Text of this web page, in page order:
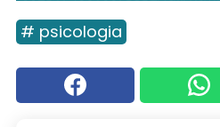
# psicologia